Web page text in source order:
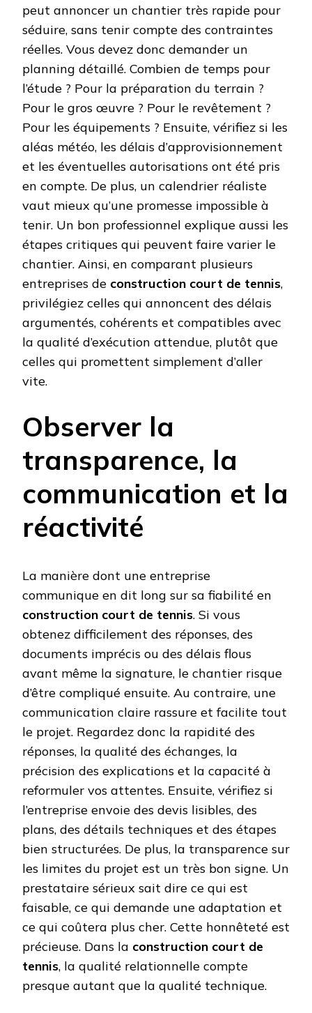
peut annoncer un chantier très rapide pour
séduire, sans tenir compte des contraintes
réelles. Vous devez donc demander un
planning détaillé. Combien de temps pour
l’étude ? Pour la préparation du terrain ?
Pour le gros œuvre ? Pour le revêtement ?
Pour les équipements ? Ensuite, vérifiez si les
aléas météo, les délais d’approvisionnement
et les éventuelles autorisations ont été pris
en compte. De plus, un calendrier réaliste
vaut mieux qu’une promesse impossible à
tenir. Un bon professionnel explique aussi les
étapes critiques qui peuvent faire varier le
chantier. Ainsi, en comparant plusieurs
entreprises de construction court de tennis,
privilégiez celles qui annoncent des délais
argumentés, cohérents et compatibles avec
la qualité d’exécution attendue, plutôt que
celles qui promettent simplement d’aller
vite.
Observer la
transparence, la
communication et la
réactivité
La manière dont une entreprise
communique en dit long sur sa fiabilité en
construction court de tennis. Si vous
obtenez difficilement des réponses, des
documents imprécis ou des délais flous
avant même la signature, le chantier risque
d’être compliqué ensuite. Au contraire, une
communication claire rassure et facilite tout
le projet. Regardez donc la rapidité des
réponses, la qualité des échanges, la
précision des explications et la capacité à
reformuler vos attentes. Ensuite, vérifiez si
l’entreprise envoie des devis lisibles, des
plans, des détails techniques et des étapes
bien structurées. De plus, la transparence sur
les limites du projet est un très bon signe. Un
prestataire sérieux sait dire ce qui est
faisable, ce qui demande une adaptation et
ce qui coûtera plus cher. Cette honnêteté est
précieuse. Dans la construction court de
tennis, la qualité relationnelle compte
presque autant que la qualité technique.